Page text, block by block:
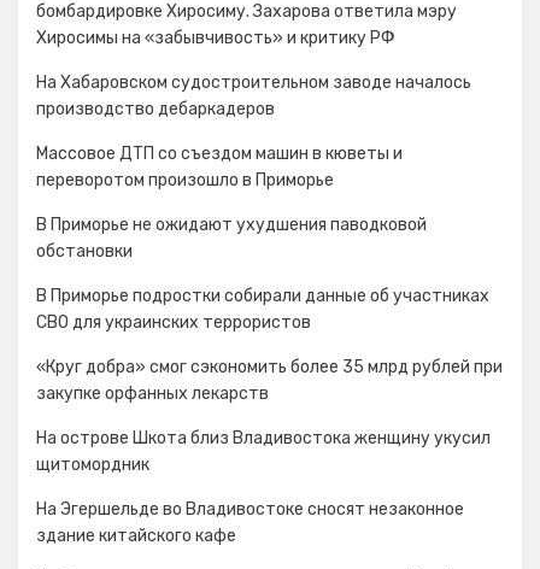
бомбардировке Хиросиму. Захарова ответила мэру
Хиросимы на «забывчивость» и критику РФ
На Хабаровском судостроительном заводе началось
производство дебаркадеров
Массовое ДТП со съездом машин в кюветы и
переворотом произошло в Приморье
В Приморье не ожидают ухудшения паводковой
обстановки
В Приморье подростки собирали данные об участниках
СВО для украинских террористов
«Круг добра» смог сэкономить более 35 млрд рублей при
закупке орфанных лекарств
На острове Шкота близ Владивостока женщину укусил
щитомордник
На Эгершельде во Владивостоке сносят незаконное
здание китайского кафе